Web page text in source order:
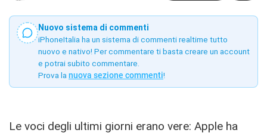
Nuovo sistema di commenti
iPhoneItalia ha un sistema di commenti realtime tutto
nuovo e nativo! Per commentare ti basta creare un account
e potrai subito commentare.
Prova la nuova sezione commenti!
Le voci degli ultimi giorni erano vere: Apple ha